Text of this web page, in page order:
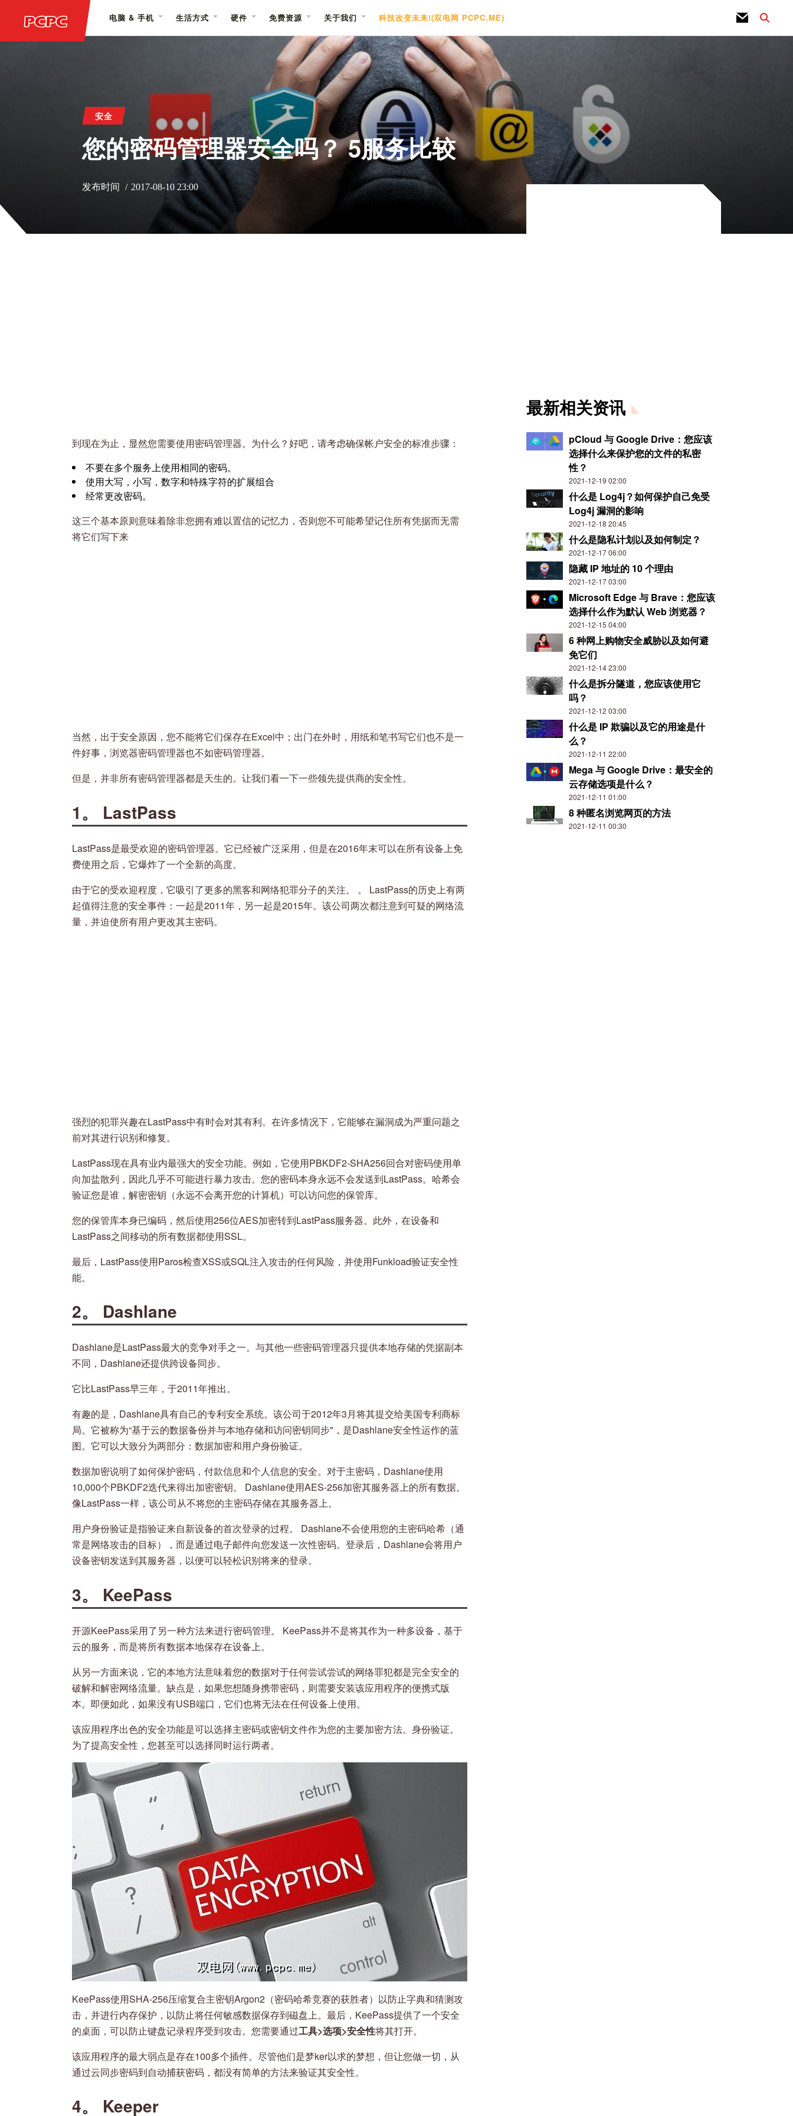
电脑 & 手机 生活方式 硬件 免费资源 关于我们 科技改变未来!(双电网 PCPC.ME)
安全
您的密码管理器安全吗？ 5服务比较
发布时间 2017-08-10 23:00
到现在为止，显然您需要使用密码管理器。为什么？好吧，请考虑确保帐户安全的标准步骤：
不要在多个服务上使用相同的密码。
使用大写，小写，数字和特殊字符的扩展组合
经常更改密码。
这三个基本原则意味着除非您拥有难以置信的记忆力，否则您不可能希望记住所有凭据而无需
将它们写下来
当然，出于安全原因，您不能将它们保存在Excel中；出门在外时，用纸和笔书写它们也不是一
件好事，浏览器密码管理器也不如密码管理器。
但是，并非所有密码管理器都是天生的。让我们看一下一些领先提供商的安全性。
1。 LastPass
LastPass是最受欢迎的密码管理器。它已经被广泛采用，但是在2016年末可以在所有设备上免
费使用之后，它爆炸了一个全新的高度。
由于它的受欢迎程度，它吸引了更多的黑客和网络犯罪分子的关注。 。 LastPass的历史上有两
起值得注意的安全事件：一起是2011年，另一起是2015年。该公司两次都注意到可疑的网络流
量，并迫使所有用户更改其主密码。
强烈的犯罪兴趣在LastPass中有时会对其有利。在许多情况下，它能够在漏洞成为严重问题之
前对其进行识别和修复。
LastPass现在具有业内最强大的安全功能。例如，它使用PBKDF2-SHA256回合对密码使用单
向加盐散列，因此几乎不可能进行暴力攻击。您的密码本身永远不会发送到LastPass。哈希会
验证您是谁，解密密钥（永远不会离开您的计算机）可以访问您的保管库。
您的保管库本身已编码，然后使用256位AES加密转到LastPass服务器。此外，在设备和
LastPass之间移动的所有数据都使用SSL。
最后，LastPass使用Paros检查XSS或SQL注入攻击的任何风险，并使用Funkload验证安全性
能。
2。 Dashlane
Dashlane是LastPass最大的竞争对手之一。与其他一些密码管理器只提供本地存储的凭据副本
不同，Dashlane还提供跨设备同步。
它比LastPass早三年，于2011年推出。
有趣的是，Dashlane具有自己的专利安全系统。该公司于2012年3月将其提交给美国专利商标
局。它被称为“基于云的数据备份并与本地存储和访问密钥同步"，是Dashlane安全性运作的蓝
图。它可以大致分为两部分：数据加密和用户身份验证。
数据加密说明了如何保护密码，付款信息和个人信息的安全。对于主密码，Dashlane使用
10,000个PBKDF2迭代来得出加密密钥。 Dashlane使用AES-256加密其服务器上的所有数据。
像LastPass一样，该公司从不将您的主密码存储在其服务器上。
用户身份验证是指验证来自新设备的首次登录的过程。 Dashlane不会使用您的主密码哈希（通
常是网络攻击的目标），而是通过电子邮件向您发送一次性密码。登录后，Dashlane会将用户
设备密钥发送到其服务器，以便可以轻松识别将来的登录。
3。 KeePass
开源KeePass采用了另一种方法来进行密码管理。 KeePass并不是将其作为一种多设备，基于
云的服务，而是将所有数据本地保存在设备上。
从另一方面来说，它的本地方法意味着您的数据对于任何尝试尝试的网络罪犯都是完全安全的
破解和解密网络流量。缺点是，如果您想随身携带密码，则需要安装该应用程序的便携式版
本。即便如此，如果没有USB端口，它们也将无法在任何设备上使用。
该应用程序出色的安全功能是可以选择主密码或密钥文件作为您的主要加密方法。身份验证。
为了提高安全性，您甚至可以选择同时运行两者。
KeePass使用SHA-256压缩复合主密钥Argon2（密码哈希竞赛的获胜者）以防止字典和猜测攻
击，并进行内存保护，以防止将任何敏感数据保存到磁盘上。最后，KeePass提供了一个安全
的桌面，可以防止键盘记录程序受到攻击。您需要通过工具>选项>安全性将其打开。
该应用程序的最大弱点是存在100多个插件。尽管他们是梦ker以求的梦想，但让您做一切，从
通过云同步密码到自动捕获密码，都没有简单的方法来验证其安全性。
4。 Keeper
最新相关资讯
pCloud 与 Google Drive：您应该
选择什么来保护您的文件的私密
性？
2021-12-19 02:00
什么是 Log4j？如何保护自己免受
Log4j 漏洞的影响
2021-12-18 20:45
什么是隐私计划以及如何制定？
2021-12-17 06:00
隐藏 IP 地址的 10 个理由
2021-12-17 03:00
Microsoft Edge 与 Brave：您应该
选择什么作为默认 Web 浏览器？
2021-12-15 04:00
6 种网上购物安全威胁以及如何避
免它们
2021-12-14 23:00
什么是拆分隧道，您应该使用它
吗？
2021-12-12 03:00
什么是 IP 欺骗以及它的用途是什
么？
2021-12-11 22:00
Mega 与 Google Drive：最安全的
云存储选项是什么？
2021-12-11 01:00
8 种匿名浏览网页的方法
2021-12-11 00:30